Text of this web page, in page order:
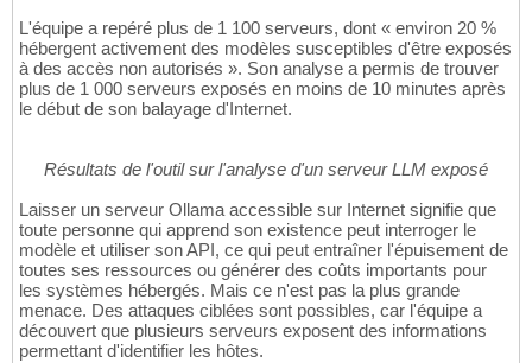
L'équipe a repéré plus de 1 100 serveurs, dont « environ 20 %
hébergent activement des modèles susceptibles d'être exposés
à des accès non autorisés ». Son analyse a permis de trouver
plus de 1 000 serveurs exposés en moins de 10 minutes après
le début de son balayage d'Internet.
Résultats de l'outil sur l'analyse d'un serveur LLM exposé
Laisser un serveur Ollama accessible sur Internet signifie que
toute personne qui apprend son existence peut interroger le
modèle et utiliser son API, ce qui peut entraîner l'épuisement de
toutes ses ressources ou générer des coûts importants pour
les systèmes hébergés. Mais ce n'est pas la plus grande
menace. Des attaques ciblées sont possibles, car l'équipe a
découvert que plusieurs serveurs exposent des informations
permettant d'identifier les hôtes.